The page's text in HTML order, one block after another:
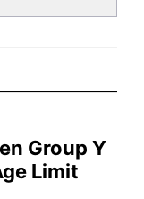
Group Y
Limit